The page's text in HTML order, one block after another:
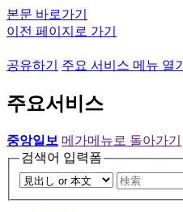
본문 바로가기
이전 페이지로 가기
공유하기 주요 서비스 메뉴 열기
주요서비스
중앙일보 메가메뉴로 돌아가기
검색어 입력폼